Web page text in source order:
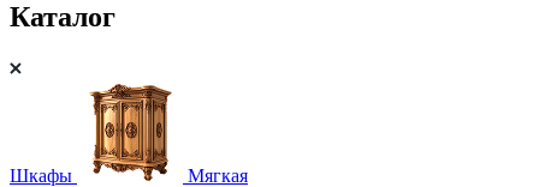
Каталог
Шкафы Мягкая